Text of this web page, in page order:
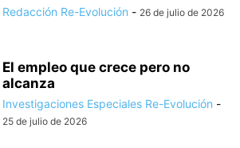
Redacción Re-Evolución - 26 de julio de 2026
El empleo que crece pero no
alcanza
Investigaciones Especiales Re-Evolución -
25 de julio de 2026